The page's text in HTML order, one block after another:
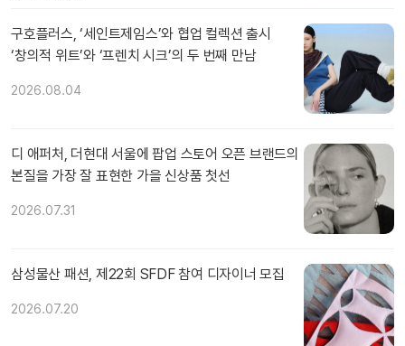
구호플러스, ‘세인트제임스’와 협업 컬렉션 출시
‘창의적 위트’와 ‘프렌치 시크’의 두 번째 만남
2026.08.04
디 애퍼처, 더현대 서울에 팝업 스토어 오픈 브랜드의
본질을 가장 잘 표현한 가을 신상품 첫선
2026.07.31
삼성물산 패션, 제22회 SFDF 참여 디자이너 모집
2026.07.20